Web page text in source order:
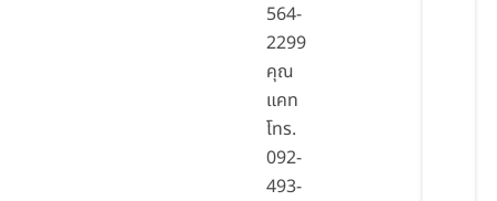
564-
2299
คุณ
แคท
โทร.
092-
493-